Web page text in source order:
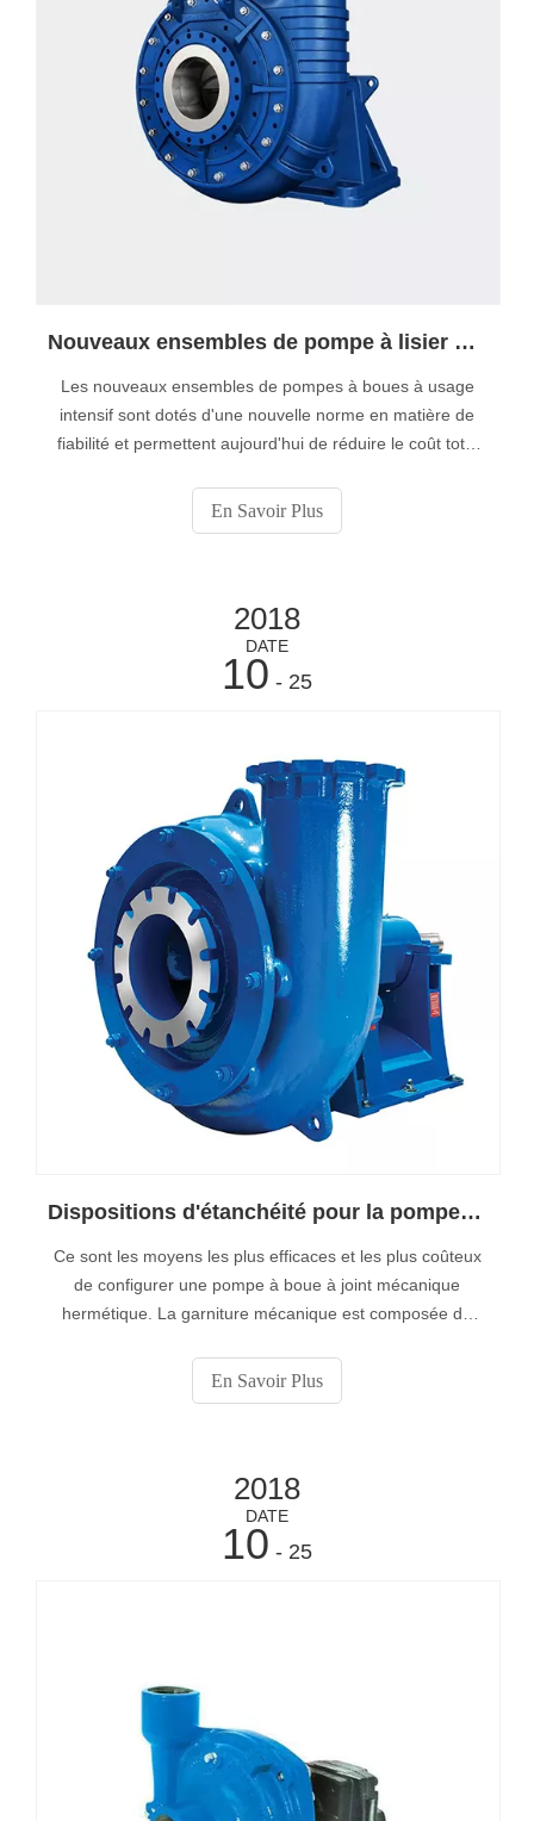
Nouveaux ensembles de pompe à lisier à usage intensif
Les nouveaux ensembles de pompes à boues à usage
intensif sont dotés d'une nouvelle norme en matière de
fiabilité et permettent aujourd'hui de réduire le coût total
lourdes dans les conditions les plus difficiles.
En Savoir Plus
2018
DATE
10 - 25
Dispositions d'étanchéité pour la pompe à boue à joint mécanique
Ce sont les moyens les plus efficaces et les plus coûteux
de configurer une pompe à boue à joint mécanique
hermétique. La garniture mécanique est composée de
fixée au corps de pompe fixe.
En Savoir Plus
2018
DATE
10 - 25